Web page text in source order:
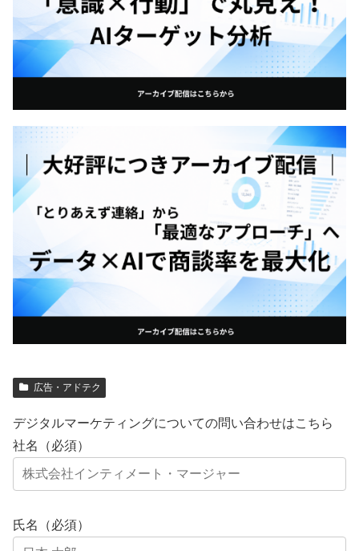
広告・アドテク
デジタルマーケティングについての問い合わせはこちら
社名（必須）
氏名（必須）